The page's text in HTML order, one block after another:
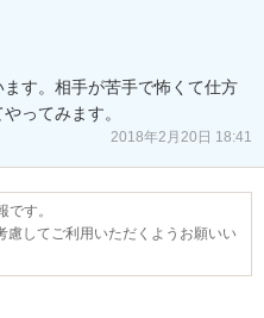
す。相手が苦手で怖くて仕方
ってみます。
2018年2月20日 18:41
す。
慮してご利用いただくようお願いい